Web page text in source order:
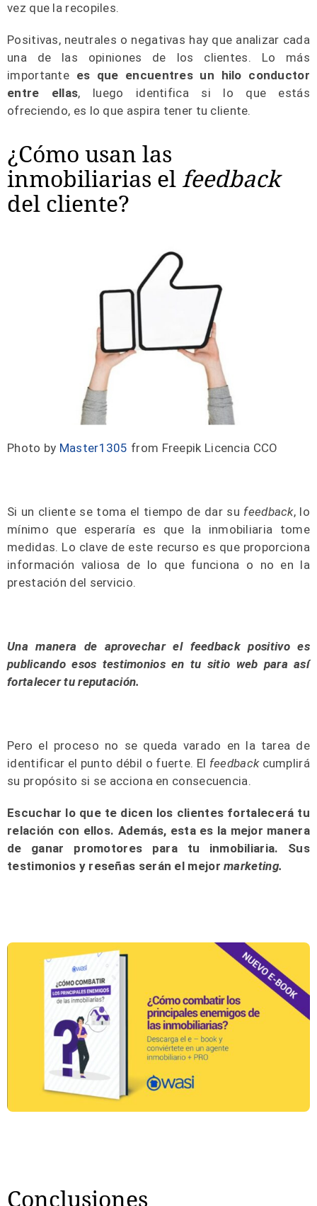
vez que la recopiles.
Positivas, neutrales o negativas hay que analizar cada
una de las opiniones de los clientes. Lo más
importante es que encuentres un hilo conductor
entre ellas, luego identifica si lo que estás
ofreciendo, es lo que aspira tener tu cliente.
¿Cómo usan las
inmobiliarias el feedback
del cliente?
Photo by Master1305 from Freepik Licencia CCO
Si un cliente se toma el tiempo de dar su feedback, lo
mínimo que esperaría es que la inmobiliaria tome
medidas. Lo clave de este recurso es que proporciona
información valiosa de lo que funciona o no en la
prestación del servicio.
Una manera de aprovechar el feedback positivo es
publicando esos testimonios en tu sitio web para así
fortalecer tu reputación.
Pero el proceso no se queda varado en la tarea de
identificar el punto débil o fuerte. El feedbackcumplirá
su propósito si se acciona en consecuencia.
Escuchar lo que te dicen los clientes fortalecerá tu
relación con ellos. Además, esta es la mejor manera
de ganar promotores para tu inmobiliaria. Sus
testimonios y reseñas serán el mejormarketing.
Conclusiones